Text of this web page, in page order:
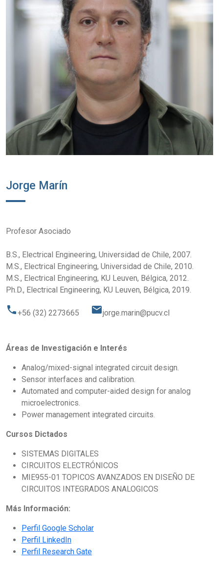
Jorge Marín
Profesor Asociado
B.S., Electrical Engineering, Universidad de Chile, 2007.
M.S., Electrical Engineering, Universidad de Chile, 2010.
M.S., Electrical Engineering, KU Leuven, Bélgica, 2012.
Ph.D., Electrical Engineering, KU Leuven, Bélgica, 2019.
phone+56 (32) 2273665 emailjorge.marin@pucv.cl
Áreas de Investigación e Interés
Analog/mixed-signal integrated circuit design.
Sensor interfaces and calibration.
Automated and computer-aided design for analog
microelectronics.
Power management integrated circuits.
Cursos Dictados
SISTEMAS DIGITALES
CIRCUITOS ELECTRÓNICOS
MIE955-01 TOPICOS AVANZADOS EN DISEÑO DE
CIRCUITOS INTEGRADOS ANALOGICOS
Más Información:
Perfil Google Scholar
Perfil LinkedIn
Perfil Research Gate